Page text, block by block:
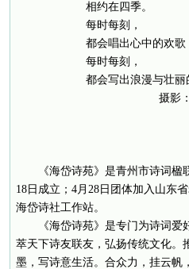
相约在四季。
每时每刻，
都会唱出心中的欢歌
每时每刻，
都会写出浪漫与壮丽的
摄影：沈志海
《海岱诗苑》是青州市诗词
18日成立；4月28日团体加入山东
海岱诗社工作站。
《海岱诗苑》是专门为诗词
萃天下诗友联友，弘扬传统文化。
墨，写诗意生活。合众力，挂云